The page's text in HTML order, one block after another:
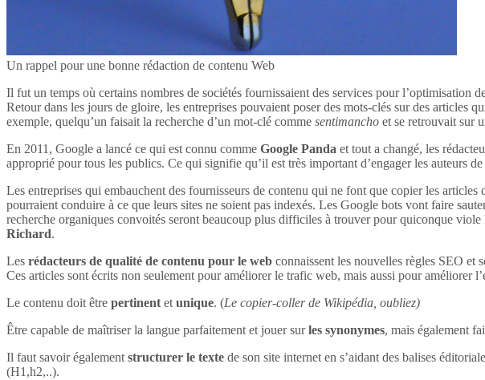
Un rappel pour une bonne rédaction de contenu Web
Il fut un temps où certains nombres de sociétés fournissaient des services pour l’optimisation
Retour dans les jours de gloire, les entreprises pouvaient poser des mots-clés sur des articles
exemple, quelqu’un faisait la recherche d’un mot-clé comme sentimancho et se retrouvait sur
En 2011, Google a lancé ce qui est connu comme Google Panda et tout a changé, les
approprié pour tous les publics. Ce qui signifie qu’il est très important d’engager les auteurs
Les entreprises qui embauchent des fournisseurs de contenu qui ne font que copier les
pourraient conduire à ce que leurs sites ne soient pas indexés. Les Google bots vont faire
recherche organiques convoités seront beaucoup plus difficiles à trouver pour quiconque
Richard.
Les rédacteurs de qualité de contenu pour le web connaissent les nouvelles règles SEO et
Ces articles sont écrits non seulement pour améliorer le trafic web, mais aussi pour améliorer
Le contenu doit être pertinent et unique. (Le copier-coller de Wikipédia, oubliez)
Être capable de maîtriser la langue parfaitement et jouer surles synonymes, mais également
Il faut savoir également structurer le texte de son site internet en s’aidant des balises
(H1,h2,..).